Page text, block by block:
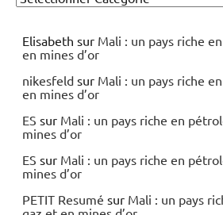
Elisabeth sur Mali : un pays riche
en mines d’or
nikesfeld sur Mali : un pays riche
en mines d’or
ES sur Mali : un pays riche en
mines d’or
ES sur Mali : un pays riche en
mines d’or
PETIT Resumé sur Mali : un pays